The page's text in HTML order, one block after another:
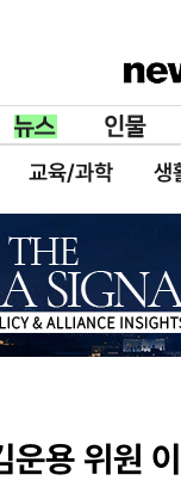
교육/과학 생
용 위원